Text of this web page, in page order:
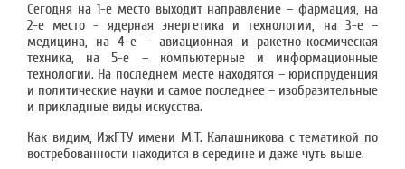
Сегодня на 1-е место выходит направление – фармация, на
2-е место - ядерная энергетика и технологии, на 3-е –
медицина, на 4-е – авиационная и ракетно-космическая
техника, на 5-е – компьютерные и информационные
технологии. На последнем месте находятся – юриспруденция
и политические науки и самое последнее – изобразительные
и прикладные виды искусства.
Как видим, ИжГТУ имени М.Т. Калашникова с тематикой по
востребованности находится в середине и даже чуть выше.